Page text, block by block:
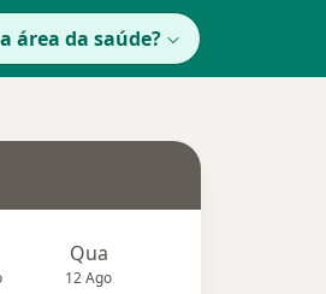
área da saúde?
Qua
12 Ago